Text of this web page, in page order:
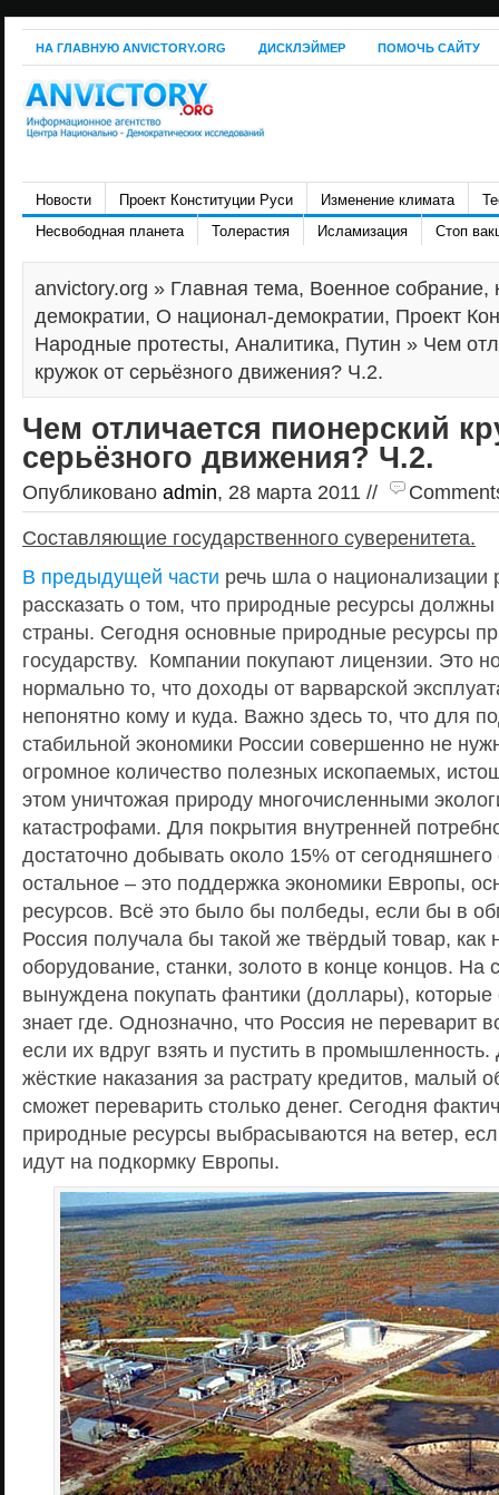
НА ГЛАВНУЮ ANVICTORY.ORG ДИСКЛЭЙМЕР ПОМОЧЬ САЙТУ
Новости Проект Конституции Руси Изменение климата
Несвободная планета
Толерастия Исламизация Стоп
anvictory.org » Главная тема, Военное собрание,
демократии, О национал-демократии, Проект
Народные протесты, Аналитика, Путин » Чем
кружок от серьёзного движения? Ч.2.
Чем отличается пионерский
серьёзного движения? Ч.2.
Опубликовано admin, 28 марта 2011 //
Составляющие государственного суверенитета.
В предыдущей части речь шла о национализации
рассказать о том, что природные ресурсы должны
страны. Сегодня основные природные ресурсы
государству. Компании покупают лицензии. Это
нормально то, что доходы от варварской
непонятно кому и куда. Важно здесь то, что для
стабильной экономики России совершенно не
огромное количество полезных ископаемых,
этом уничтожая природу многочисленными
катастрофами. Для покрытия внутренней
достаточно добывать около 15% от
остальное – это поддержка экономики Европы,
ресурсов. Всё это было бы полбеды, если бы в
Россия получала бы такой же твёрдый товар, как
оборудование, станки, золото в конце концов.
вынуждена покупать фантики (доллары), которые
знает где. Однозначно, что Россия не переварит
если их вдруг взять и пустить в
жёсткие наказания за растрату кредитов, малый
сможет переварить столько денег. Сегодня
природные ресурсы выбрасываются на ветер,
идут на подкормку Европы.